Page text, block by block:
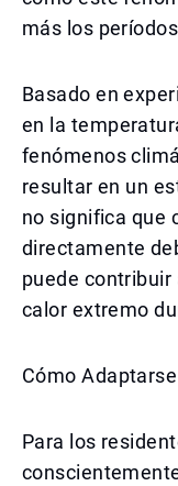
más los
Basado en
en la
fenómenos
resultar en un
no significa que
directamente
puede contribuir
calor extremo
Cómo
Para los